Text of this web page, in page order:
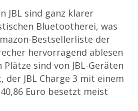
JBL sind ganz klarer
Bluetootherei, was
Bestsellerliste der
hervorragend ablesen
sind von JBL-Geräten
der JBL Charge 3 mit einem
Euro besetzt meist